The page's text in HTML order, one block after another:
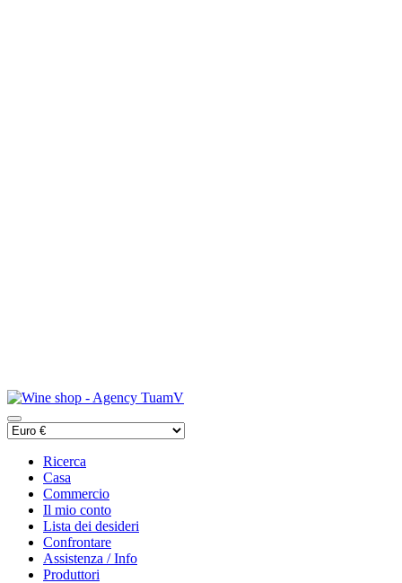
Ricerca
Casa
Commercio
Il mio conto
Lista dei desideri
Confrontare
Assistenza / Info
Produttori